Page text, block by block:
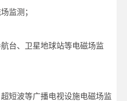
监测；
台、卫星地球站等电磁场监
短波等广播电视设施电磁场监